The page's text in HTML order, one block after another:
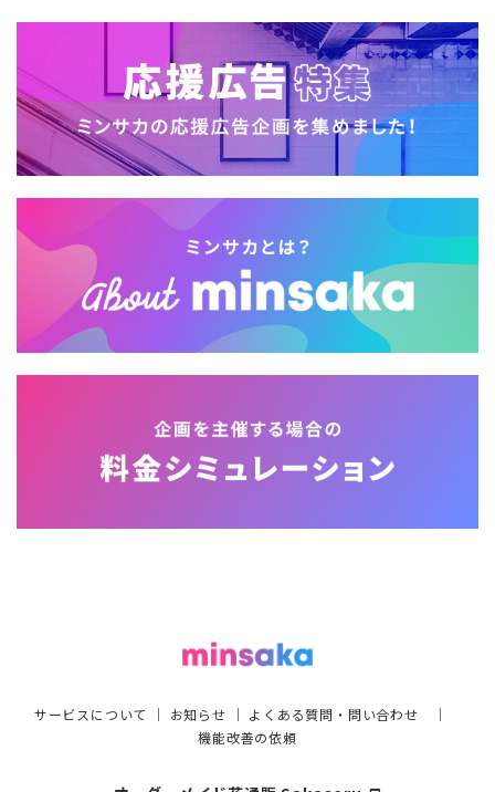
サービスについて ｜ お知らせ ｜ よくある質問・問い合わせ ｜
機能改善の依頼